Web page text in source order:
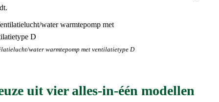
water warmtepomp met ventilatietype D
uit vier alles-in-één modellen